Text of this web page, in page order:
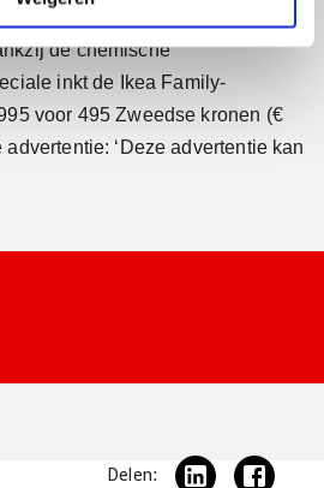
de chemische
inkt de Ikea Family-
voor 495 Zweedse kronen (€
‘Deze advertentie kan
Delen: